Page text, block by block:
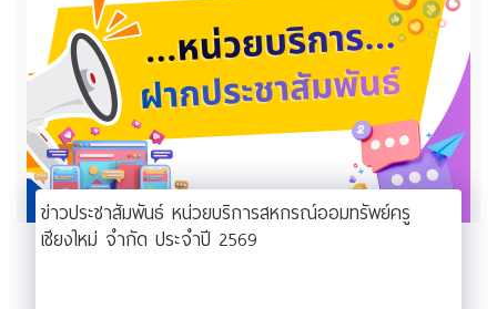
ข่าวประชาสัมพันธ์ หน่วยบริการสหกรณ์ออมทรัพย์ครู
เชียงใหม่ จำกัด ประจำปี 2569